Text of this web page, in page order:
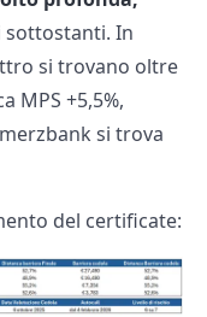
sottostanti. In
si trovano oltre
MPS +5,5%,
si trova
del certificate: